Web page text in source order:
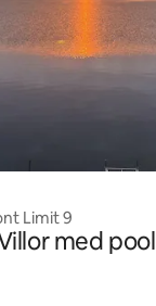
Limit 9
med pool